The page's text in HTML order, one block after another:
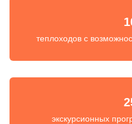
теплоходов с
экскурсионных